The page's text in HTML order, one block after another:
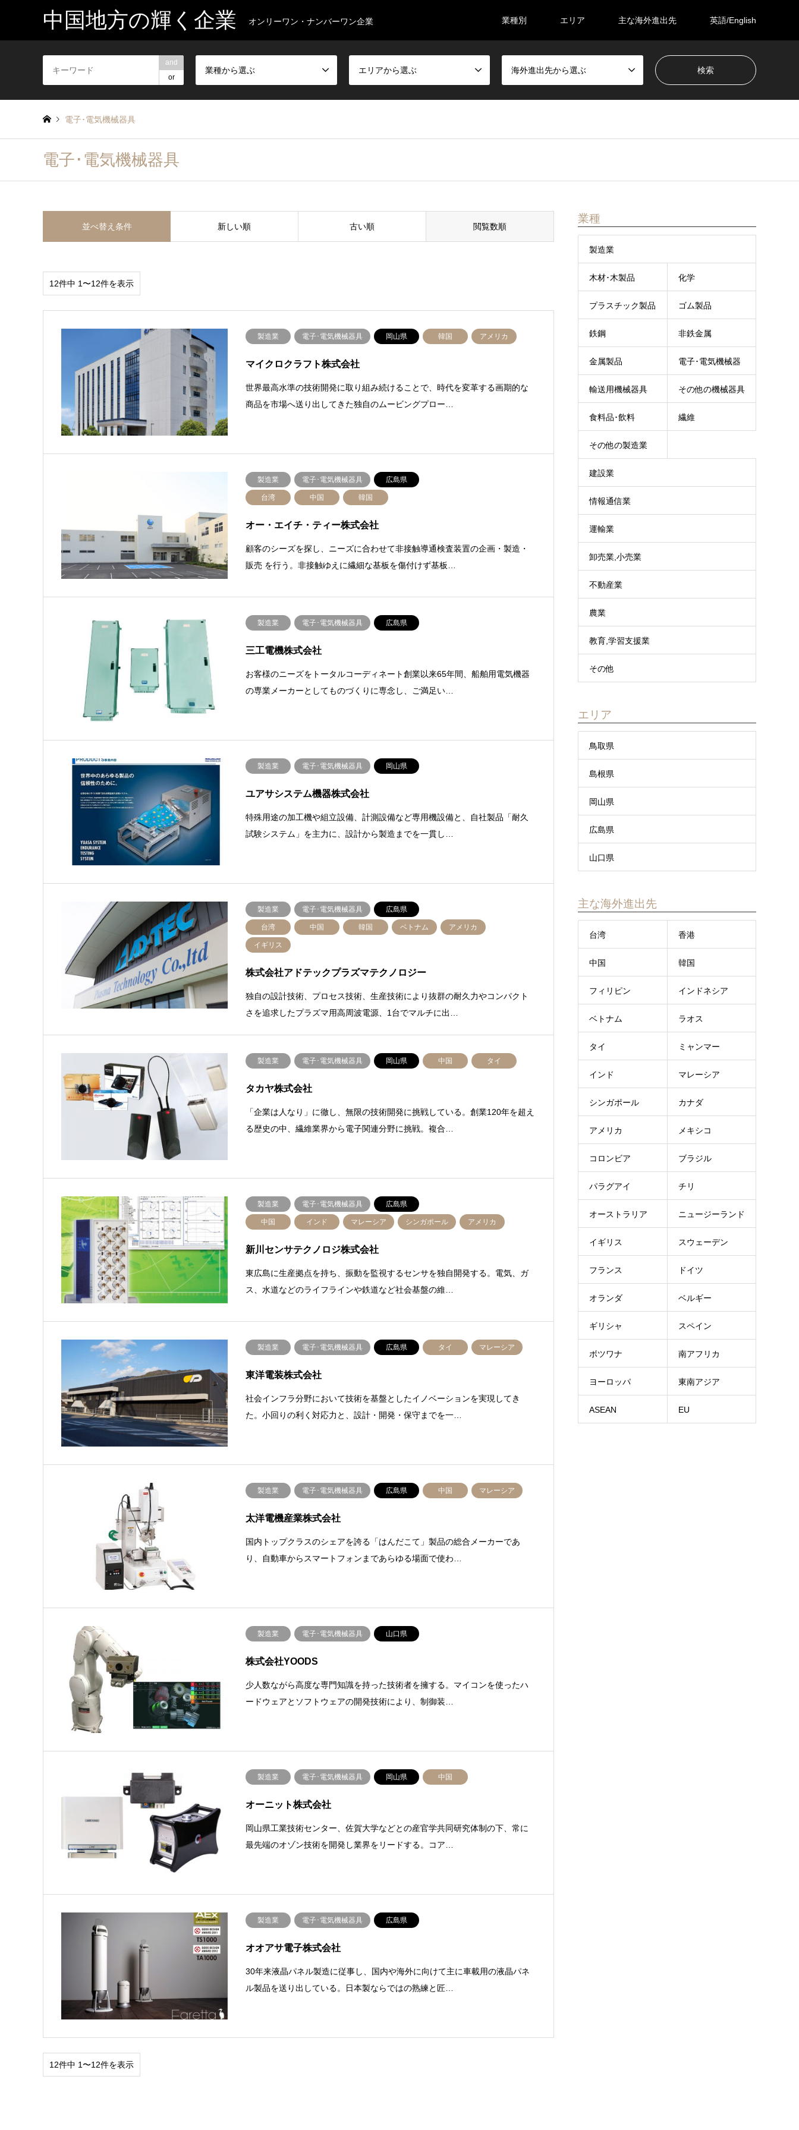
中国地方の輝く企業 オンリーワン・ナンバーワン企業 業種別 エリア 主な海外進出先 英語/English
and
or
業種から選ぶ エリアから選ぶ 海外進出先から選ぶ
電子･電気機械器具
電子･電気機械器具
並べ替え条件 新しい順 古い順 閲覧数順
12件中 1〜12件を表示
製造業 電子･電気機械器具 岡山県 韓国 アメリカ
マイクロクラフト株式会社
世界最高水準の技術開発に取り組み続けることで、時代を変革する画期的な
商品を市場へ送り出してきた独自のムービングプロー…
製造業 電子･電気機械器具 広島県
台湾 中国 韓国
オー・エイチ・ティー株式会社
顧客のシーズを探し、ニーズに合わせて⾮接触導通検査装置の企画・製造・
販売 を⾏う。⾮接触ゆえに繊細な基板を傷付けず基板…
製造業 電子･電気機械器具 広島県
三工電機株式会社
お客様のニーズをトータルコーディネート創業以来65年間、船舶用電気機器
の専業メーカーとしてものづくりに専念し、ご満足い…
製造業 電子･電気機械器具 岡山県
ユアサシステム機器株式会社
特殊用途の加工機や組立設備、計測設備など専用機設備と、自社製品「耐久
試験システム」を主力に、設計から製造までを一貫し…
製造業 電子･電気機械器具 広島県
台湾 中国 韓国 ベトナム アメリカ
イギリス
株式会社アドテックプラズマテクノロジー
独自の設計技術、プロセス技術、生産技術により抜群の耐久力やコンパクト
さを追求したプラズマ用高周波電源、1台でマルチに出…
製造業 電子･電気機械器具 岡山県 中国 タイ
タカヤ株式会社
「企業は人なり」に徹し、無限の技術開発に挑戦している。創業120年を超え
る歴史の中、繊維業界から電子関連分野に挑戦。複合…
製造業 電子･電気機械器具 広島県
中国 インド マレーシア シンガポール アメリカ
新川センサテクノロジ株式会社
東広島に生産拠点を持ち、振動を監視するセンサを独自開発する。電気、ガ
ス、水道などのライフラインや鉄道など社会基盤の維…
製造業 電子･電気機械器具 広島県 タイ マレーシア
東洋電装株式会社
社会インフラ分野において技術を基盤としたイノベーションを実現してき
た。小回りの利く対応力と、設計・開発・保守までを一…
製造業 電子･電気機械器具 広島県 中国 マレーシア
太洋電機産業株式会社
国内トップクラスのシェアを誇る「はんだこて」製品の総合メーカーであ
り、自動車からスマートフォンまであらゆる場面で使わ…
製造業 電子･電気機械器具 山口県
株式会社YOODS
少人数ながら高度な専門知識を持った技術者を擁する。マイコンを使ったハ
ードウェアとソフトウェアの開発技術により、制御装…
製造業 電子･電気機械器具 岡山県 中国
オーニット株式会社
岡山県工業技術センター、佐賀大学などとの産官学共同研究体制の下、常に
最先端のオゾン技術を開発し業界をリードする。コア…
製造業 電子･電気機械器具 広島県
オオアサ電子株式会社
30年来液晶パネル製造に従事し、国内や海外に向けて主に車載用の液晶パネ
ル製品を送り出している。日本製ならではの熟練と匠…
12件中 1〜12件を表示
業種
製造業
木材･木製品 化学
プラスチック製品 ゴム製品
鉄鋼 非鉄金属
金属製品 電子･電気機械器
具
輸送用機械器具 その他の機械器具
食料品･飲料 繊維
その他の製造業
建設業
情報通信業
運輸業
卸売業,小売業
不動産業
農業
教育,学習支援業
その他
エリア
鳥取県
島根県
岡山県
広島県
山口県
主な海外進出先
台湾 香港
中国 韓国
フィリピン インドネシア
ベトナム ラオス
タイ ミャンマー
インド マレーシア
シンガポール カナダ
アメリカ メキシコ
コロンビア ブラジル
パラグアイ チリ
オーストラリア ニュージーランド
イギリス スウェーデン
フランス ドイツ
オランダ ベルギー
ギリシャ スペイン
ボツワナ 南アフリカ
ヨーロッパ 東南アジア
ASEAN EU